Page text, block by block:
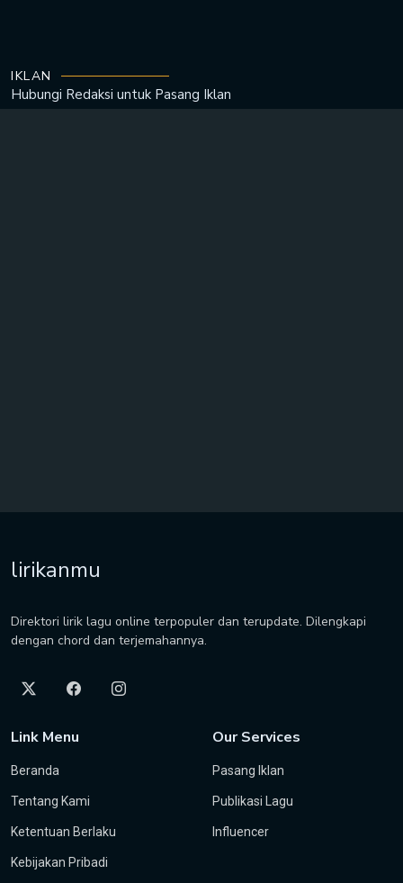
IKLAN
Hubungi Redaksi untuk Pasang Iklan
lirikanmu
Direktori lirik lagu online terpopuler dan terupdate. Dilengkapi
dengan chord dan terjemahannya.
Link Menu
Beranda
Tentang Kami
Ketentuan Berlaku
Kebijakan Pribadi
Our Services
Pasang Iklan
Publikasi Lagu
Influencer